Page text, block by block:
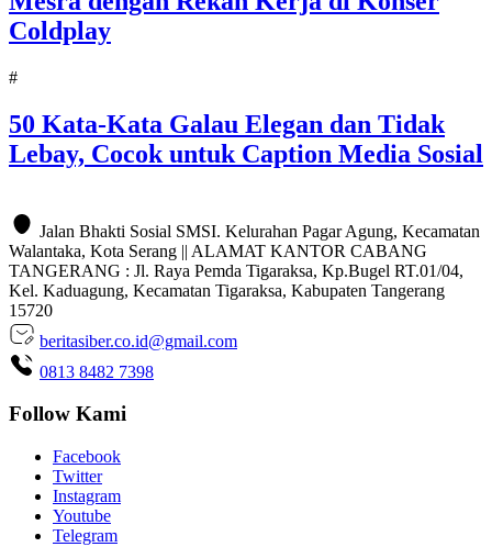
Coldplay
#
50 Kata-Kata Galau Elegan dan Tidak
Lebay, Cocok untuk Caption Media Sosial
Jalan Bhakti Sosial SMSI. Kelurahan Pagar Agung, Kecamatan
Walantaka, Kota Serang || ALAMAT KANTOR CABANG
TANGERANG : Jl. Raya Pemda Tigaraksa, Kp.Bugel RT.01/04,
Kel. Kaduagung, Kecamatan Tigaraksa, Kabupaten Tangerang
15720
beritasiber.co.id@gmail.com
0813 8482 7398
Follow Kami
Facebook
Twitter
Instagram
Youtube
Telegram